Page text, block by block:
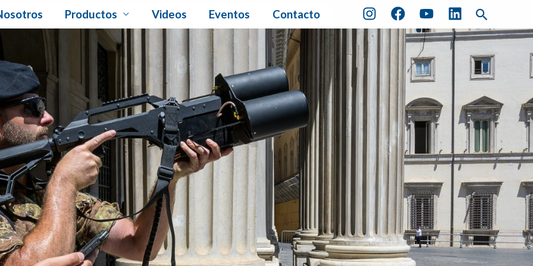
Productos Videos Eventos Contacto Buscar